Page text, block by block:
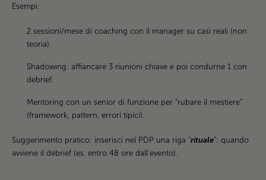
Esempi:
2 sessioni/mese di coaching con il manager su casi reali (non
teoria).
Shadowing: affiancare 3 riunioni chiave e poi condurne 1 con
debrief.
Mentoring con un senior di funzione per “rubare il mestiere”
(framework, pattern, errori tipici).
Suggerimento pratico: inserisci nel PDP una riga “rituale”: quando
avviene il debrief (es. entro 48 ore dall’evento).